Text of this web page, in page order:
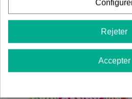
Rejeter
Accepter